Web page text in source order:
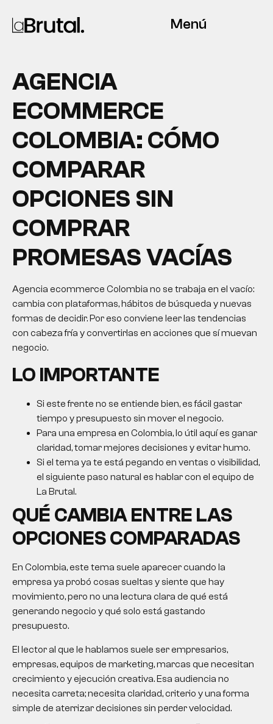
Menú
AGENCIA
ECOMMERCE
COLOMBIA: CÓMO
COMPARAR
OPCIONES SIN
COMPRAR
PROMESAS VACÍAS
Agencia ecommerce Colombia no se trabaja en el vacío:
cambia con plataformas, hábitos de búsqueda y nuevas
formas de decidir. Por eso conviene leer las tendencias
con cabeza fría y convertirlas en acciones que sí muevan
negocio.
LO IMPORTANTE
Si este frente no se entiende bien, es fácil gastar
tiempo y presupuesto sin mover el negocio.
Para una empresa en Colombia, lo útil aquí es ganar
claridad, tomar mejores decisiones y evitar humo.
Si el tema ya te está pegando en ventas o visibilidad,
el siguiente paso natural es hablar con el equipo de
La Brutal.
QUÉ CAMBIA ENTRE LAS
OPCIONES COMPARADAS
En Colombia, este tema suele aparecer cuando la
empresa ya probó cosas sueltas y siente que hay
movimiento, pero no una lectura clara de qué está
generando negocio y qué solo está gastando
presupuesto.
El lector al que le hablamos suele ser empresarios,
empresas, equipos de marketing, marcas que necesitan
crecimiento y ejecución creativa. Esa audiencia no
necesita carreta; necesita claridad, criterio y una forma
simple de aterrizar decisiones sin perder velocidad.